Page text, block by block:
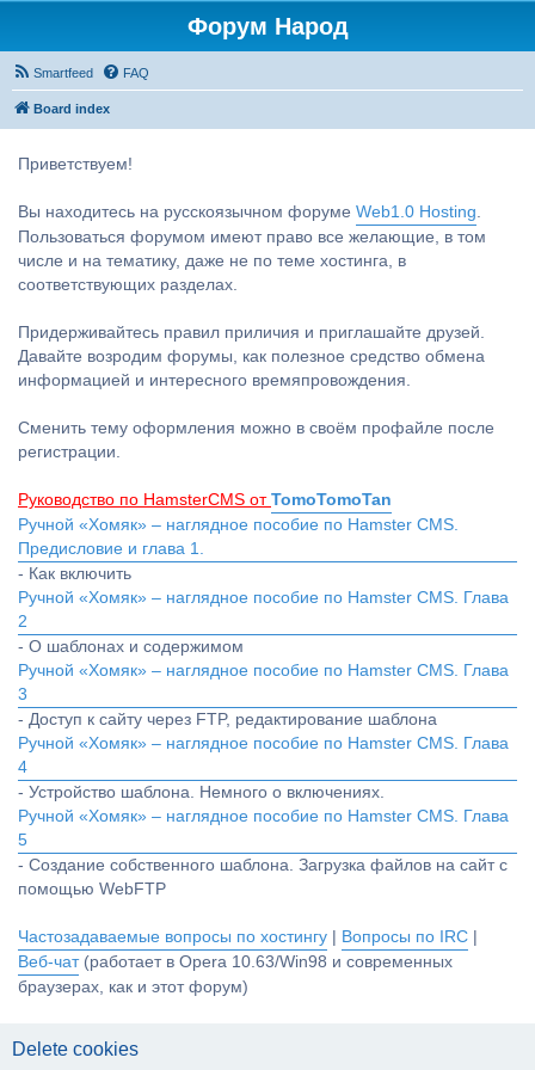
Форум Народ
Smartfeed FAQ
Board index
Приветствуем!
Вы находитесь на русскоязычном форуме Web1.0 Hosting.
Пользоваться форумом имеют право все желающие, в том
числе и на тематику, даже не по теме хостинга, в
соответствующих разделах.
Придерживайтесь правил приличия и приглашайте друзей.
Давайте возродим форумы, как полезное средство обмена
информацией и интересного времяпровождения.
Сменить тему оформления можно в своём профайле после
регистрации.
Руководство по HamsterCMS от TomoTomoTan
Ручной «Хомяк» – наглядное пособие по Hamster CMS.
Предисловие и глава 1.
- Как включить
Ручной «Хомяк» – наглядное пособие по Hamster CMS. Глава
2
- О шаблонах и содержимом
Ручной «Хомяк» – наглядное пособие по Hamster CMS. Глава
3
- Доступ к сайту через FTP, редактирование шаблона
Ручной «Хомяк» – наглядное пособие по Hamster CMS. Глава
4
- Устройство шаблона. Немного о включениях.
Ручной «Хомяк» – наглядное пособие по Hamster CMS. Глава
5
- Создание собственного шаблона. Загрузка файлов на сайт с
помощью WebFTP
Частозадаваемые вопросы по хостингу Вопросы по IRC
Веб-чат(работает в Opera 10.63/Win98 и современных
браузерах, как и этот форум)
Delete cookies